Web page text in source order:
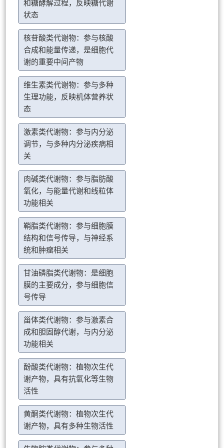
和糖酵解过程，反映糖代谢
状态
核苷酸类代谢物：参与核酸
合成和能量传递，是细胞代
谢的重要中间产物
维生素类代谢物：参与多种
生理功能，反映机体营养状
态
激素类代谢物：参与内分泌
调节，与多种内分泌疾病相
关
肉碱类代谢物：参与脂肪酸
氧化，与能量代谢和线粒体
功能相关
鞘脂类代谢物：参与细胞膜
结构和信号传导，与神经系
统和肿瘤相关
甘油磷脂类代谢物：是细胞
膜的主要成分，参与细胞信
号传导
甾体类代谢物：参与激素合
成和胆固醇代谢，与内分泌
功能相关
酚酸类代谢物：植物次生代
谢产物，具有抗氧化等生物
活性
黄酮类代谢物：植物次生代
谢产物，具有多种生物活性